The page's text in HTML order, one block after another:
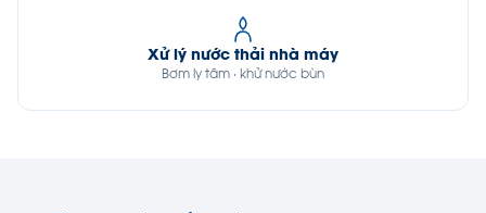
Xử lý nước thải nhà máy
Bơm ly tâm · khử nước bùn